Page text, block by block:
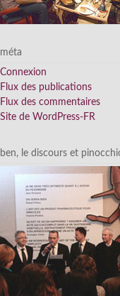
méta
Connexion
Flux des publications
Flux des commentaires
Site de WordPress-FR
ben, le discours et